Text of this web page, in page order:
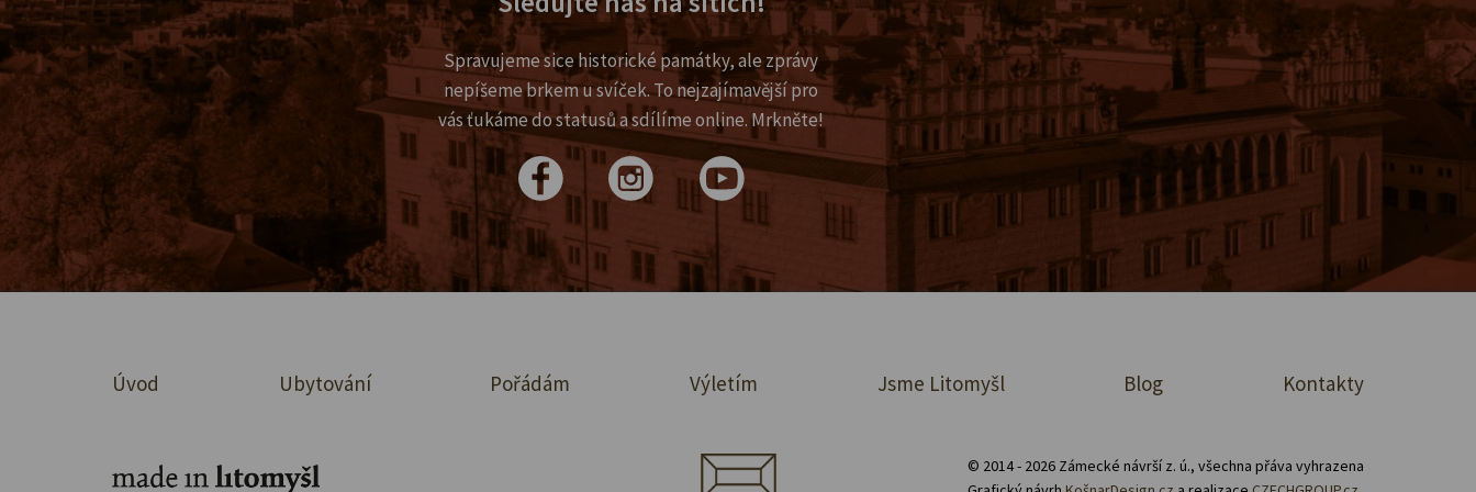
Spravujeme sice historické památky, ale zprávy
nepíšeme brkem u svíček. To nejzajímavější pro
vás ťukáme do statusů a sdílíme online. Mrkněte!
Úvod Ubytování Pořádám Výletím Jsme Litomyšl Blog Kontakty
© 2014 - 2026 Zámecké návrší z. ú., všechna přáva vyhrazena